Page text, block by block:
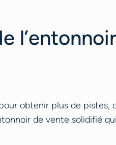
obtenir plus de pistes,
de vente solidifié